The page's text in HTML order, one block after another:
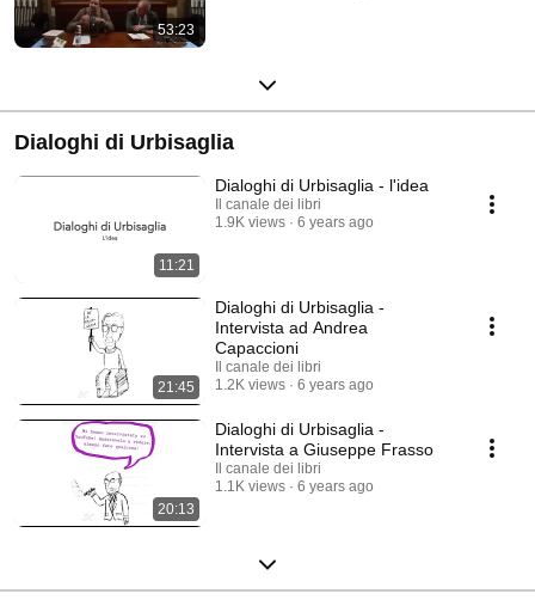
53:23
Dialoghi di Urbisaglia
11:21
Dialoghi di Urbisaglia - l'idea
Il canale dei libri
1.9K views
6 years ago
21:45
Dialoghi di Urbisaglia -
Intervista ad Andrea
Capaccioni
Il canale dei libri
1.2K views
6 years ago
20:13
Dialoghi di Urbisaglia -
Intervista a Giuseppe Frasso
Il canale dei libri
1.1K views
6 years ago